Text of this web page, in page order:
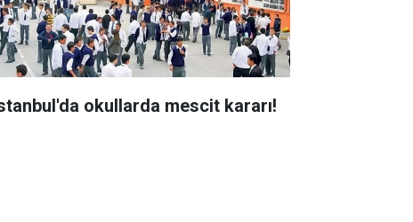
okullarda mescit kararı!